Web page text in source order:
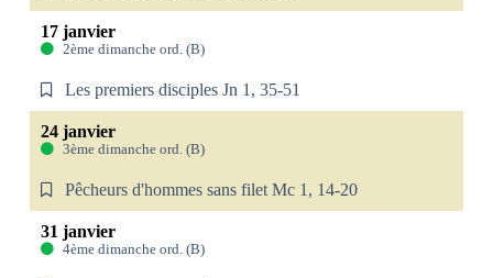
17 janvier
2ème dimanche ord. (B)
Les premiers disciples Jn 1, 35-51
24 janvier
3ème dimanche ord. (B)
Pêcheurs d'hommes sans filet Mc 1, 14-20
31 janvier
4ème dimanche ord. (B)